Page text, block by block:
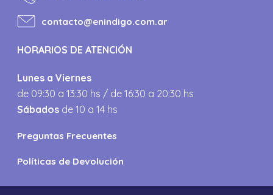
contacto@enindigo.com.ar
HORARIOS DE ATENCIÓN
Lunes a Viernes
de 09:30 a 13:30 hs / de 16:30 a 20:30 hs
Sábados de 10 a 14 hs
Preguntas Frecuentes
Políticas de Devolución